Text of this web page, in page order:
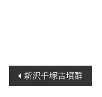
稿
新沢千塚古墳群